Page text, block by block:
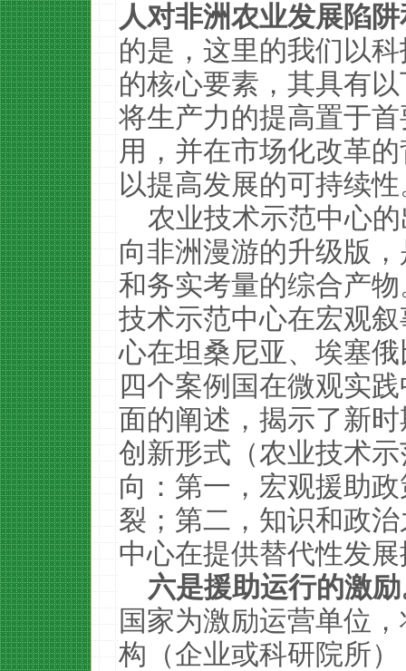
人对非洲农业发展陷
的是，这里的我们以
的核心要素，其具有
将生产力的提高置于
用，并在市场化改革
以提高发展的可持续性
农业技术示范中心
向非洲漫游的升级版
和务实考量的综合产
技术示范中心在宏观
心在坦桑尼亚、埃塞
四个案例国在微观实
面的阐述，揭示了新
创新形式（农业技术
向：第一，宏观援助
裂；第二，知识和政
中心在提供替代性发
六是援助运行的激
国家为激励运营单位
构（企业或科研院所